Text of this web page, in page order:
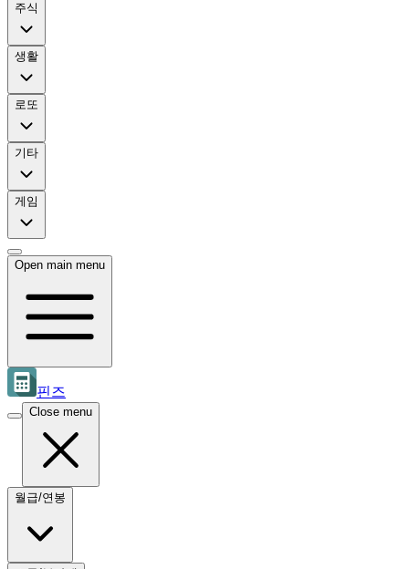
주식
생활
로또
기타
게임
Open main menu
핀즈
Close menu
월급/연봉